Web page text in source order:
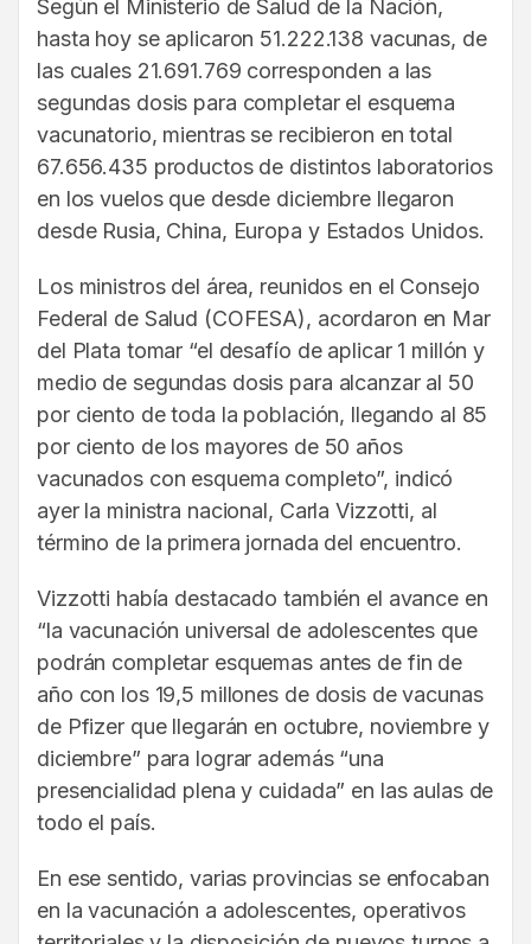
Según el Ministerio de Salud de la Nación,
hasta hoy se aplicaron 51.222.138 vacunas, de
las cuales 21.691.769 corresponden a las
segundas dosis para completar el esquema
vacunatorio, mientras se recibieron en total
67.656.435 productos de distintos laboratorios
en los vuelos que desde diciembre llegaron
desde Rusia, China, Europa y Estados Unidos.
Los ministros del área, reunidos en el Consejo
Federal de Salud (COFESA), acordaron en Mar
del Plata tomar “el desafío de aplicar 1 millón y
medio de segundas dosis para alcanzar al 50
por ciento de toda la población, llegando al 85
por ciento de los mayores de 50 años
vacunados con esquema completo”, indicó
ayer la ministra nacional, Carla Vizzotti, al
término de la primera jornada del encuentro.
Vizzotti había destacado también el avance en
“la vacunación universal de adolescentes que
podrán completar esquemas antes de fin de
año con los 19,5 millones de dosis de vacunas
de Pfizer que llegarán en octubre, noviembre y
diciembre” para lograr además “una
presencialidad plena y cuidada” en las aulas de
todo el país.
En ese sentido, varias provincias se enfocaban
en la vacunación a adolescentes, operativos